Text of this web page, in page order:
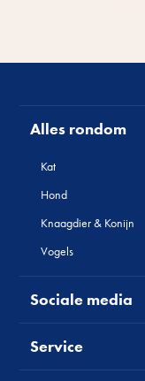
Alles rondom
Kat
Hond
Knaagdier & Konijn
Vogels
Sociale media
Service